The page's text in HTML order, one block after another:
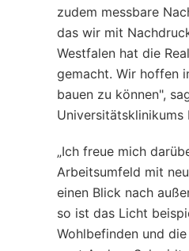
zudem messbare
das wir mit
Westfalen hat die
gemacht. Wir hoffen
bauen zu können",
Universitätsklinikums
„Ich freue mich
Arbeitsumfeld mit
einen Blick nach
so ist das Licht
Wohlbefinden und